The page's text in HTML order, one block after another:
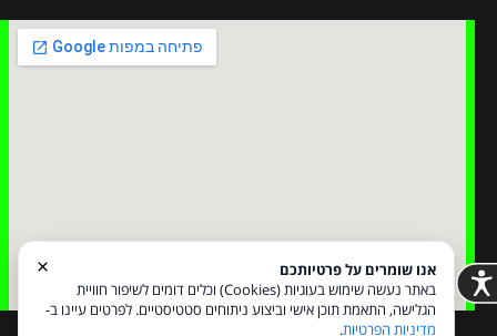
×
אנו שומרים על פרטיותכם
באתר נעשה שימוש בעוגיות (Cookies) וכלים דומים לשיפור חוויית
הגלישה, התאמת תוכן אישי וביצוע ניתוחים סטטיסטיים. לפרטים עיינו ב-
מדיניות הפרטיות.